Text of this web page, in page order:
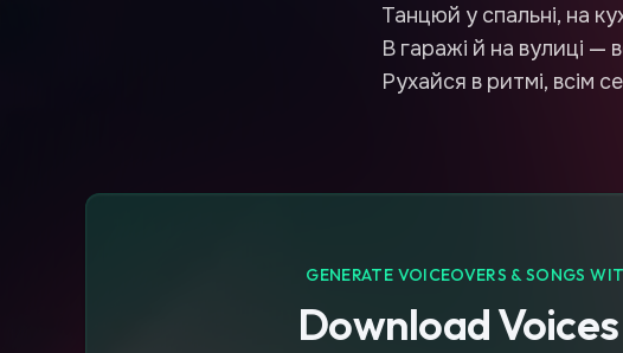
Танцюй у спальні, на
В гаражі й на вулиці —
Рухайся в ритмі, всім
GENERATE VOICEOVERS & SONGS
Download